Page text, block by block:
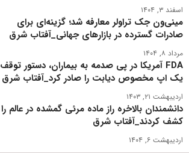
اسفند ۳, ۱۴۰۴
مینی‌ون جک تراولر معارفه شد؛ گزینه‌ای برای
صادرات گسترده در بازارهای جهانی_آفتاب شرق
مرداد ۸, ۱۴۰۴
FDA آمریکا در پی صدمه به بیماران، دستور توقف
یک اپ مخصوص دیابت را صادر کرد_آفتاب شرق
اردیبهشت ۲۱, ۱۴۰۳
دانشمندان بالاخره راز ماده مرئی گمشده در عالم را
کشف کردند_آفتاب شرق
اردیبهشت ۶, ۱۴۰۴